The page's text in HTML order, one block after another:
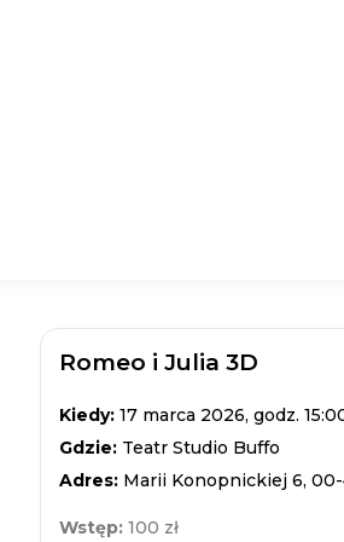
Romeo i Julia 3D
Kiedy: 17 marca 2026, godz.
Gdzie: Teatr Studio Buffo
Adres: Marii Konopnickiej 6, 00-
Wstęp: 100 zł